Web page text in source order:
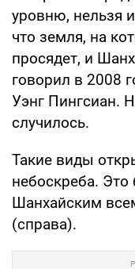
уровню, нельзя
что земля, на
просядет, и
говорил в 2008
Уэнг Пингсиан.
случилось.
Такие виды
небоскреба.
Шанхайским
(справа).